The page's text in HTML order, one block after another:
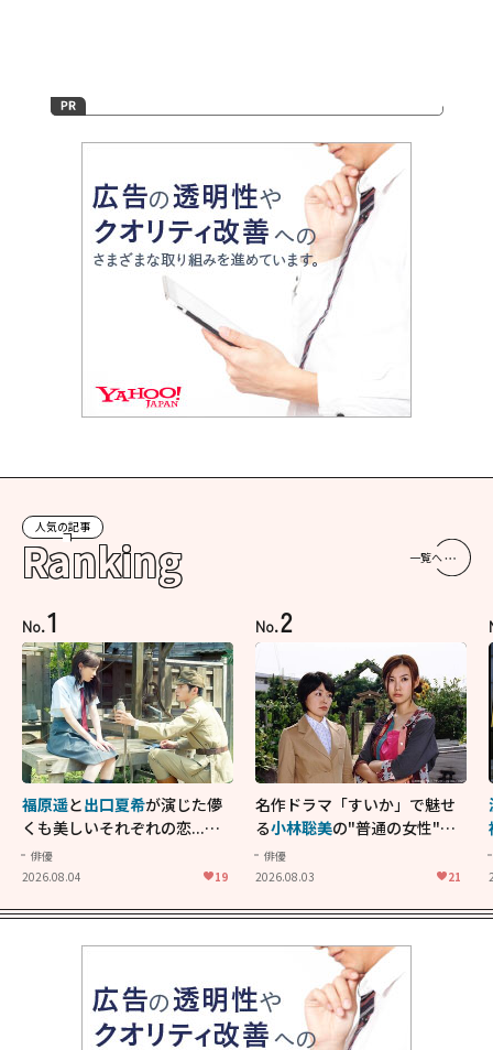
人気の記事
Ranking 一覧へ
No.1
福原遥と出口夏希が演じた儚
くも美しいそれぞれの恋...生
きることの尊さを教えてくれ
た映画「あの花が咲く丘で、
俳優
2026.08.04
19
No.2
名作ドラマ「すいか」で魅せ
る小林聡美の"普通の女性"が
大人に刺さる...映画「かもめ
食堂」にも通じる静かな芝居
俳優
2026.08.03
21